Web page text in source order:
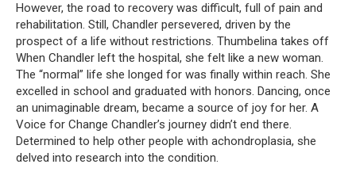
However, the road to recovery was difficult, full of pain and
rehabilitation. Still, Chandler persevered, driven by the
prospect of a life without restrictions. Thumbelina takes off
When Chandler left the hospital, she felt like a new woman.
The “normal” life she longed for was finally within reach. She
excelled in school and graduated with honors. Dancing, once
an unimaginable dream, became a source of joy for her. A
Voice for Change Chandler’s journey didn’t end there.
Determined to help other people with achondroplasia, she
delved into research into the condition.